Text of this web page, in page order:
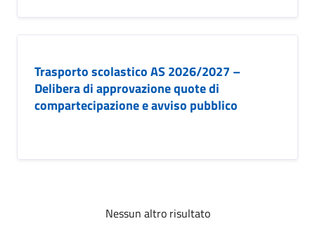
Trasporto scolastico AS 2026/2027 –
Delibera di approvazione quote di
compartecipazione e avviso pubblico
Nessun altro risultato